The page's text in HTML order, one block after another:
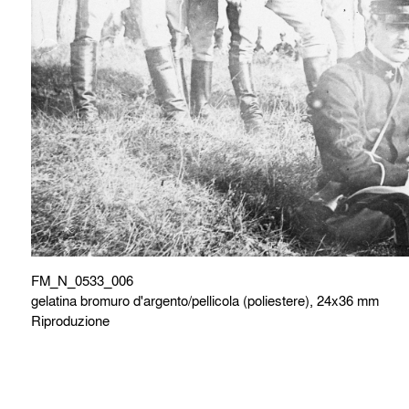
FM_N_0533_006
gelatina bromuro d'argento/pellicola (poliestere), 24x36 mm
Riproduzione